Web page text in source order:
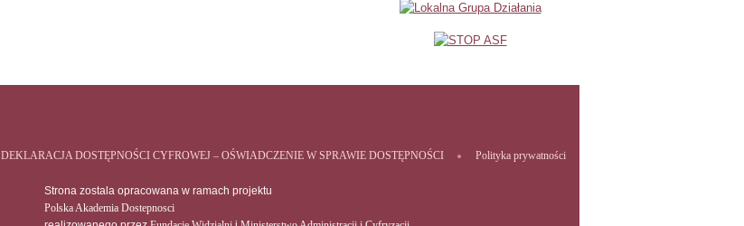
DEKLARACJA DOSTĘPNOŚCI CYFROWEJ – OŚWIADCZENIE W SPRAWIE DOSTĘPNOŚCI Polityka prywatności
Strona zostala opracowana w ramach projektu
Polska Akademia Dostepnosci